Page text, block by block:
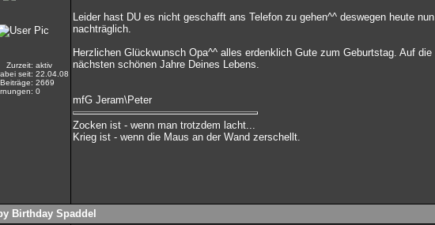
Zurzeit: aktiv
seit: 22.04.08
Beiträge: 2669
0
Leider hast DU es nicht geschafft ans Telefon zu gehen^^ deswegen heute nun
nachträglich.
Herzlichen Glückwunsch Opa^^ alles erdenklich Gute zum Geburtstag. Auf die
nächsten schönen Jahre Deines Lebens.
mfG Jeram\Peter
Zocken ist - wenn man trotzdem lacht...
Krieg ist - wenn die Maus an der Wand zerschellt.
Birthday Spaddel